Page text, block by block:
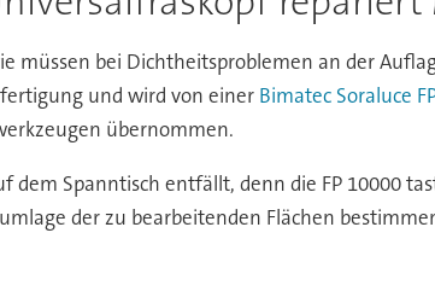
müssen bei Dichtheitsproblemen an der
und wird von einer Bimatec Soraluce
übernommen.
dem Spanntisch entfällt, denn die FP 10000
der zu bearbeitenden Flächen